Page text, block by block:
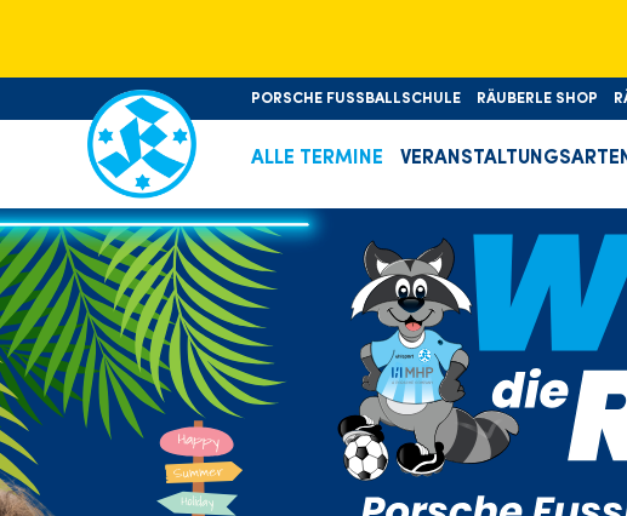
PORSCHE FUSSBALLSCHULE RÄUBERLE SHOP
ALLE TERMINE VERANSTALTUNGSARTEN